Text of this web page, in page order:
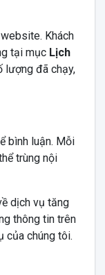
Khách
tại mục Lịch
lượng đã chạy,
bình luận. Mỗi
trùng nội
dịch vụ tăng
thông tin trên
của chúng tôi.